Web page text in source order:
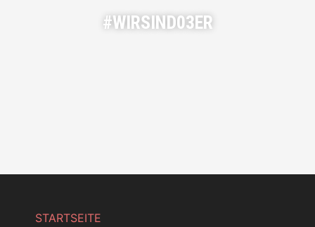
#WIRSIND03ER
STARTSEITE